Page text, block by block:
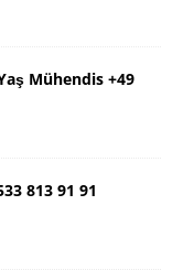
Mühendis +49
813 91 91